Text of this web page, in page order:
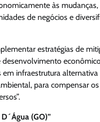
às
de negócios e
estratégias de
desenvolvimento
infraestrutura alternativa
para compensar
(GO)”